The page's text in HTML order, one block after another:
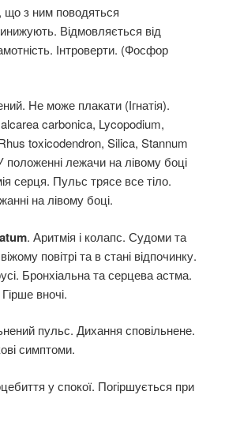
що з ним поводяться
Відмовляється від
Інтроверти. (Фосфор
Не може плакати (Ігнатія).
carbonica, Lycopodium,
toxicodendron, Silica, Stannum
лежачи на лівому боці
серця. Пульс трясе все тіло.
на лівому боці.
. Аритмія і колапс. Судоми та
повітрі та в стані відпочинку.
Бронхіальна та серцева астма.
вночі.
пульс. Дихання сповільнене.
симптоми.
у спокої. Погіршується при